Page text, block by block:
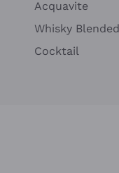
Acquavite
Whisky Blended
Cocktail